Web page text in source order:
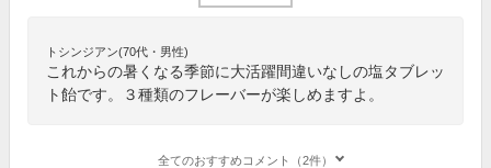
トシンジアン(70代・男性)
これからの暑くなる季節に大活躍間違いなしの塩タブレッ
ト飴です。３種類のフレーバーが楽しめますよ。
全てのおすすめコメント（2件）